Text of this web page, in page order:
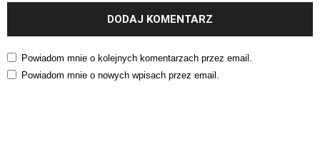
Powiadom mnie o kolejnych komentarzach przez email.
Powiadom mnie o nowych wpisach przez email.